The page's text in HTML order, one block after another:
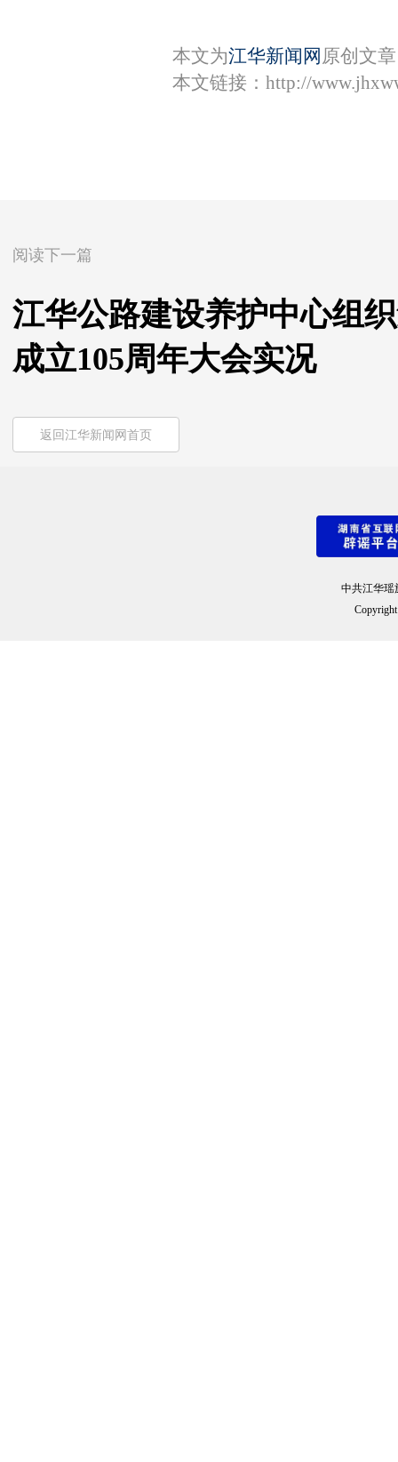
本文为江华新闻网 原创文
本文链接： http://
阅读下一篇
江华公路建设养护中心组
成立105周年大会实况
返回江华新闻网首页
中共江华瑶